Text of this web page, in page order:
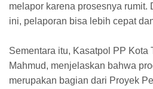
melapor karena prosesnya rumit.
ini, pelaporan bisa lebih cepat
Sementara itu, Kasatpol PP Kota
Mahmud, menjelaskan bahwa
merupakan bagian dari Proyek